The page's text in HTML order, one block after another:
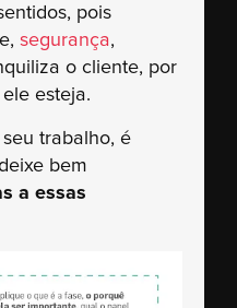
pois
segurança,
o cliente, por
esteja.
trabalho, é
bem
a essas